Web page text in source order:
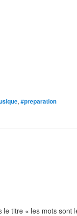
, #preparation
titre « les mots sont